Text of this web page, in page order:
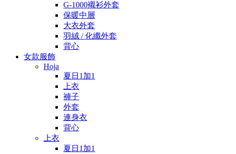
G-1000襯衫外套
保暖中層
大衣外套
羽絨 / 化纖外套
背心
女款服飾
Hoja
夏日1加1
上衣
褲子
外套
連身衣
背心
上衣
夏日1加1